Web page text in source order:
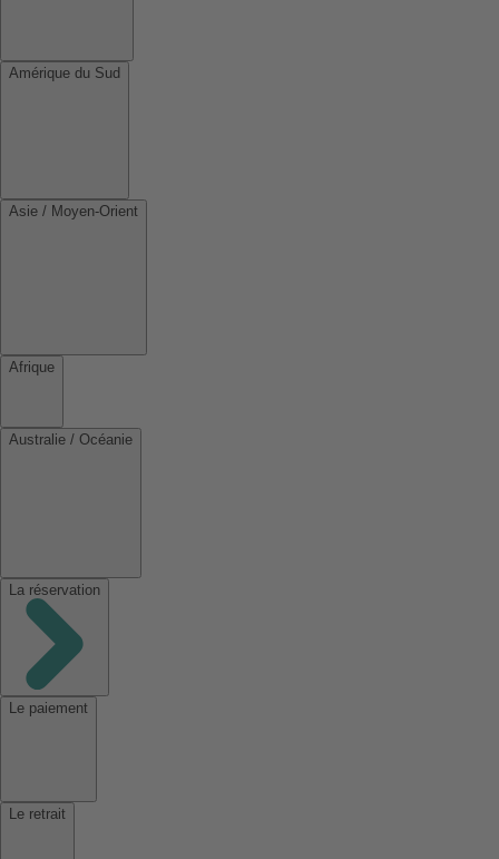
Amérique du Sud
Asie / Moyen-Orient
Afrique
Australie / Océanie
La réservation
Le paiement
Le retrait